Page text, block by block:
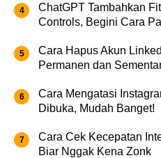
ChatGPT Tambahkan
Controls, Begini Cara
Cara Hapus Akun
Permanen dan
Cara Mengatasi
Dibuka, Mudah Banget!
Cara Cek Kecepatan
Biar Nggak Kena Zonk